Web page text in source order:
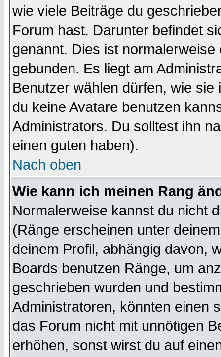
wie viele Beiträge du
Forum hast. Darunter befindet
genannt. Dies ist
gebunden. Es liegt am
Benutzer wählen dürfen, wie
du keine Avatare benutzen
Administrators. Du solltest ihn
einen guten haben).
Nach oben
Wie kann ich meinen Rang
Normalerweise kannst du nicht
(Ränge erscheinen unter
deinem Profil, abhängig davon,
Boards benutzen Ränge, um
geschrieben wurden und
Administratoren, könnten einen
das Forum nicht mit unnötigen
erhöhen, sonst wirst du auf